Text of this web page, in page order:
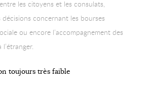
les citoyens et les consulats,
concernant les bourses
ou encore l’accompagnement des
toujours très faible